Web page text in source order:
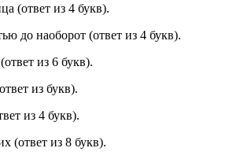
(ответ из 4 букв).
до наоборот (ответ из 4 букв).
из 6 букв).
из букв).
из 4 букв).
(ответ из 8 букв).